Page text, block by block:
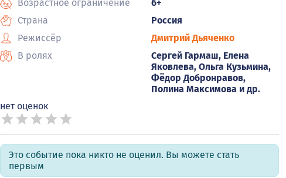
Возрастное ограничение
6+
Страна
Россия
Режиссёр
Дмитрий Дьяченко
В ролях
Сергей Гармаш, Елена
Яковлева, Ольга Кузьмина,
Фёдор Добронравов,
Полина Максимова и др.
нет оценок
Это событие пока никто не оценил. Вы можете стать
первым